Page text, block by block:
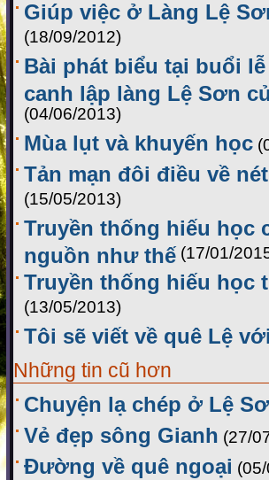
Giúp việc ở Làng Lệ
(18/09/2012)
Bài phát biểu tại buổi
canh lập làng Lệ Sơn
(04/06/2013)
Mùa lụt và khuyến học
Tản mạn đôi điều về
(15/05/2013)
Truyền thống hiếu học
nguồn như thế (17/01/
Truyền thống hiếu học
(13/05/2013)
Tôi sẽ viết về quê Lệ
Những tin cũ hơn
Chuyện lạ chép ở Lệ
Vẻ đẹp sông Gianh (27/
Đường về quê ngoại